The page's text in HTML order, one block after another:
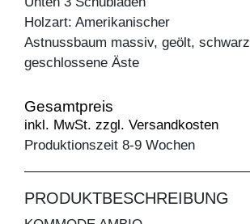
Holzart: Amerikanischer
Astnussbaum massiv, geölt, schwarz
geschlossene Äste
Gesamtpreis
inkl. MwSt. zzgl. Versandkosten
Produktionszeit 8-9 Wochen
PRODUKTBESCHREIBUNG